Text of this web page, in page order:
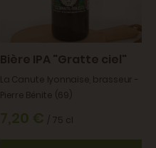
Bière IPA "Gratte ciel"
La Canute lyonnaise, brasseur -
Pierre Bénite (69)
7,20 € / 75 cl